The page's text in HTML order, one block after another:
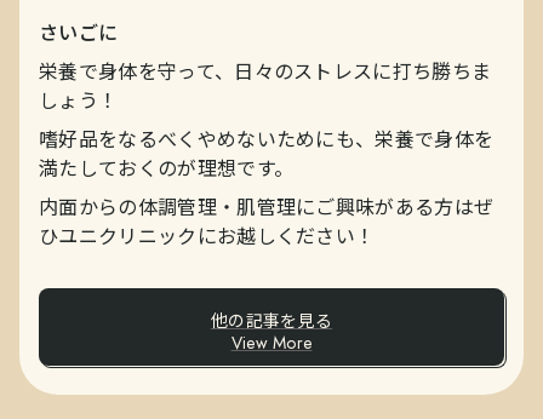
さいごに
栄養で身体を守って、日々のストレスに打ち勝ちま
しょう！
嗜好品をなるべくやめないためにも、栄養で身体を
満たしておくのが理想です。
内面からの体調管理・肌管理にご興味がある方はぜ
ひユニクリニックにお越しください！
他の記事を見る
View More